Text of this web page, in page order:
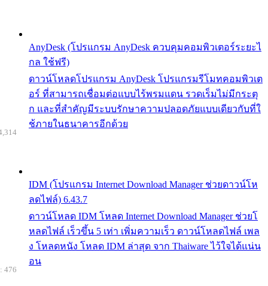
AnyDesk (โปรแกรม AnyDesk ควบคุมคอมพิวเตอร์ระยะไ
กล ใช้ฟรี)
ดาวน์โหลดโปรแกรม AnyDesk โปรแกรมรีโมทคอมพิวเต
อร์ ที่สามารถเชื่อมต่อแบบไร้พรมแดน รวดเร็มไม่มีกระตุ
ก และที่สำคัญมีระบบรักษาความปลอดภัยแบบเดียวกับที่ใ
ช้ภายในธนาคารอีกด้วย
IDM (โปรแกรม Internet Download Manager ช่วยดาวน์โห
ลดไฟล์) 6.43.7
ดาวน์โหลด IDM โหลด Internet Download Manager ช่วยโ
หลดไฟล์ เร็วขึ้น 5 เท่า เพิ่มความเร็ว ดาวน์โหลดไฟล์ เพล
ง โหลดหนัง โหลด IDM ล่าสุด จาก Thaiware ไว้ใจได้แน่น
อน
476